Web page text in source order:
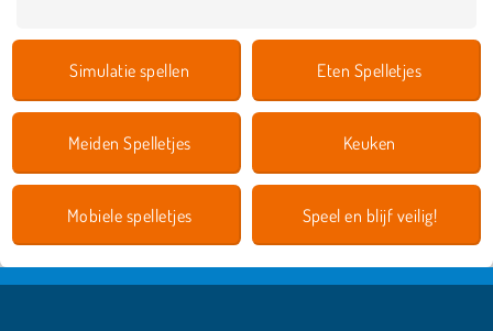
Simulatie spellen Eten Spelletjes
Meiden Spelletjes Keuken
Mobiele spelletjes Speel en blijf veilig!